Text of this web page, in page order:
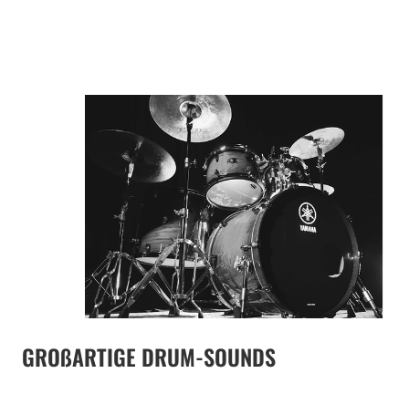
GROßARTIGE DRUM-SOUNDS